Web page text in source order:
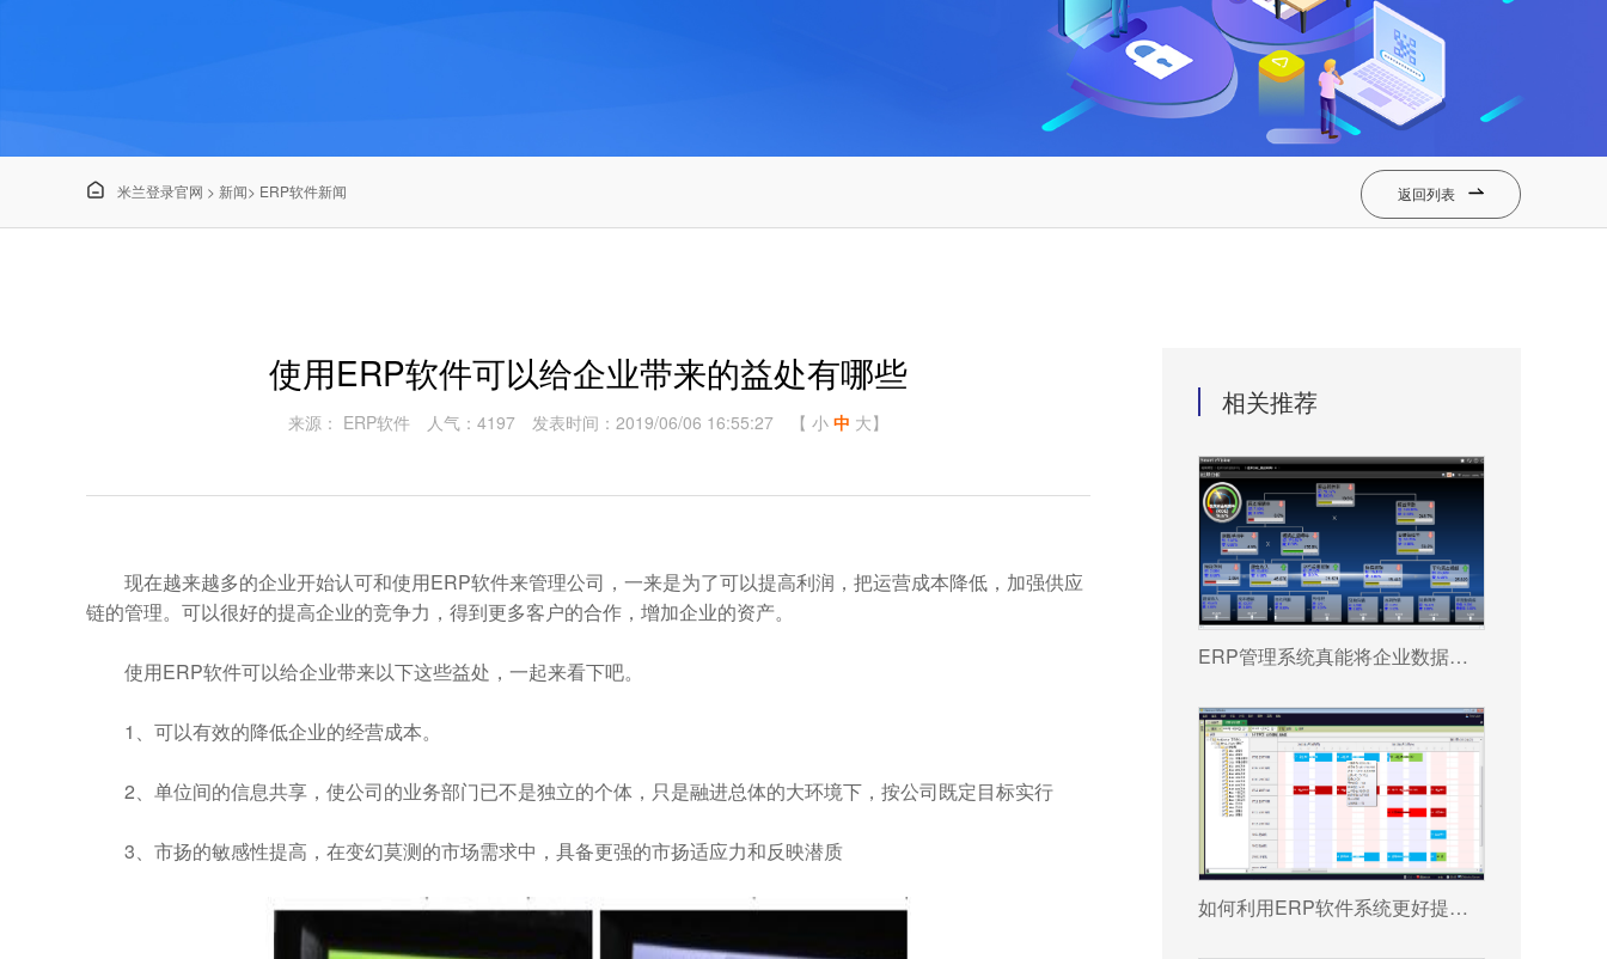
 米兰登录官网 > 新闻> ERP软件新闻 返回列表 
使用ERP软件可以给企业带来的益处有哪些
来源： ERP软件 人气：4197 发表时间：2019/06/06 16:55:27 【 小 中 大】
现在越来越多的企业开始认可和使用ERP软件来管理公司，一来是为了可以提高利润，把运营成本降低，加强供应
链的管理。可以很好的提高企业的竞争力，得到更多客户的合作，增加企业的资产。
使用ERP软件可以给企业带来以下这些益处，一起来看下吧。
1、可以有效的降低企业的经营成本。
2、单位间的信息共享，使公司的业务部门已不是独立的个体，只是融进总体的大环境下，按公司既定目标实行
3、市扬的敏感性提高，在变幻莫测的市场需求中，具备更强的市扬适应力和反映潜质
相关推荐
ERP管理系统真能将企业数据转化为可执行决策吗?
如何利用ERP软件系统更好提升企业运营效率?